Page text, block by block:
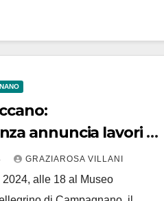
annuncia lavori di
GRAZIAROSA VILLANI
alle 18 al Museo